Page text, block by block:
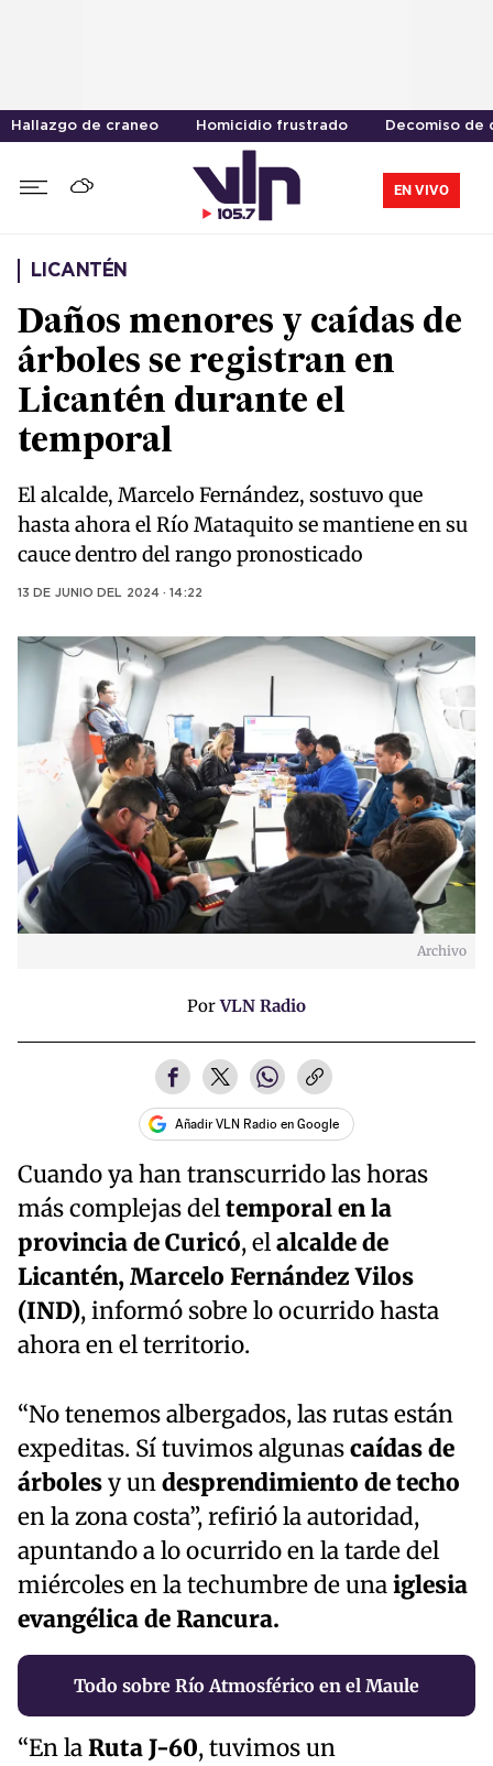
Hallazgo de craneo Homicidio frustrado Decomiso de
EN VIVO
LICANTÉN
Daños menores y caídas de
árboles se registran en
Licantén durante el
temporal
El alcalde, Marcelo Fernández, sostuvo que
hasta ahora el Río Mataquito se mantiene en su
cauce dentro del rango pronosticado
13 DE JUNIO DEL 2024 · 14:22
Archivo
PorVLN Radio
Añadir VLN Radio en Google
Cuando ya han transcurrido las horas
más complejas deltemporal en la
provincia de Curicó, elalcalde de
Licantén, Marcelo Fernández Vilos
(IND), informó sobre lo ocurrido hasta
ahora en el territorio.
“No tenemos albergados, las rutas están
expeditas. Sí tuvimos algunascaídas de
árbolesy undesprendimiento de techo
en la zona costa”, refirió la autoridad,
apuntando a lo ocurrido en la tarde del
miércoles en la techumbre de unaiglesia
evangélica de Rancura.
Todo sobre Río Atmosférico en el Maule
“En laRuta J-60, tuvimos un